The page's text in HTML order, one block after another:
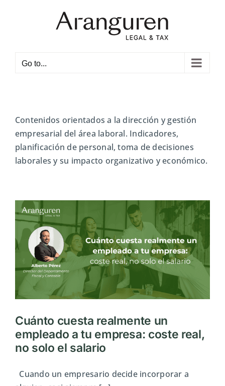
Open toolbar
Go to...
Contenidos orientados a la dirección y gestión
empresarial del área laboral. Indicadores,
planificación de personal, toma de decisiones
laborales y su impacto organizativo y económico.
Cuánto cuesta realmente un
empleado a tu empresa: coste real,
no solo el salario
Cuando un empresario decide incorporar a